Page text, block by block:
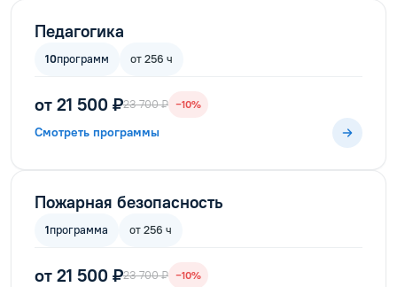
Педагогика
10программ от 256 ч
от 21 500 ₽23 700 ₽ −10%
Смотреть программы
Пожарная безопасность
1программа от 256 ч
от 21 500 ₽23 700 ₽ −10%